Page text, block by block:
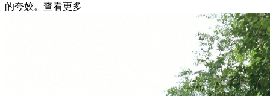
的夸姣。查看更多